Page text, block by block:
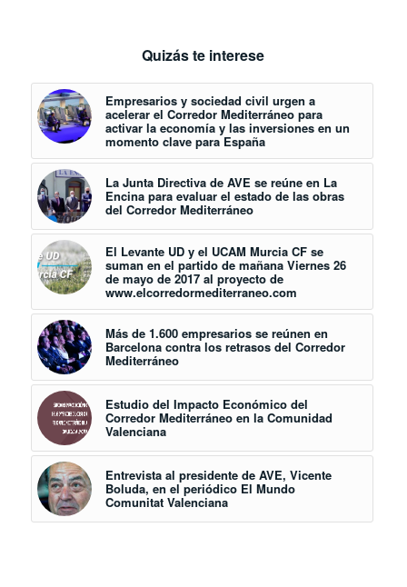
Quizás te interese
Empresarios y sociedad civil urgen a
acelerar el Corredor Mediterráneo para
activar la economía y las inversiones en un
momento clave para España
La Junta Directiva de AVE se reúne en La
Encina para evaluar el estado de las obras
del Corredor Mediterráneo
El Levante UD y el UCAM Murcia CF se
suman en el partido de mañana Viernes 26
de mayo de 2017 al proyecto de
www.elcorredormediterraneo.com
Más de 1.600 empresarios se reúnen en
Barcelona contra los retrasos del Corredor
Mediterráneo
Estudio del Impacto Económico del
Corredor Mediterráneo en la Comunidad
Valenciana
Entrevista al presidente de AVE, Vicente
Boluda, en el periódico El Mundo
Comunitat Valenciana